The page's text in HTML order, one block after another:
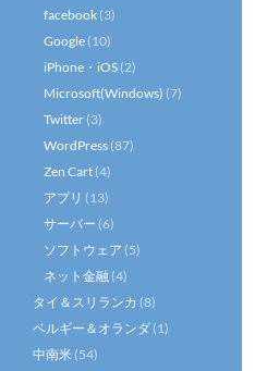
facebook (3)
Google (10)
iPhone・iOS (2)
Microsoft(Windows) (7)
Twitter (3)
WordPress (87)
Zen Cart (4)
アプリ (13)
サーバー (6)
ソフトウェア (5)
ネット金融 (4)
タイ＆スリランカ (8)
ベルギー＆オランダ (1)
中南米 (54)